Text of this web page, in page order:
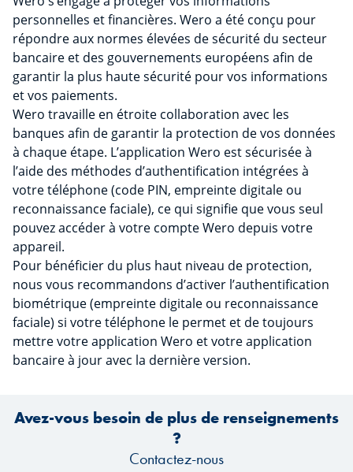
personnelles et financières. Wero a été conçu pour
répondre aux normes élevées de sécurité du secteur
bancaire et des gouvernements européens afin de
garantir la plus haute sécurité pour vos informations
et vos paiements.
Wero travaille en étroite collaboration avec les
banques afin de garantir la protection de vos données
à chaque étape. L’application Wero est sécurisée à
l’aide des méthodes d’authentification intégrées à
votre téléphone (code PIN, empreinte digitale ou
reconnaissance faciale), ce qui signifie que vous seul
pouvez accéder à votre compte Wero depuis votre
appareil.
Pour bénéficier du plus haut niveau de protection,
nous vous recommandons d’activer l’authentification
biométrique (empreinte digitale ou reconnaissance
faciale) si votre téléphone le permet et de toujours
mettre votre application Wero et votre application
bancaire à jour avec la dernière version.
Avez-vous besoin de plus de renseignements
?
Contactez-nous